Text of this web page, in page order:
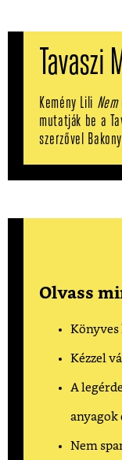
Tavaszi
Kemény Lili Nem
mutatják be a
szerzővel
Olvass
Könyves
Kézzel
A
anyagok
Nem